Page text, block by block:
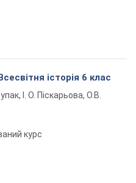
історія 6 клас
І. О. Піскарьова, О.В.
курс